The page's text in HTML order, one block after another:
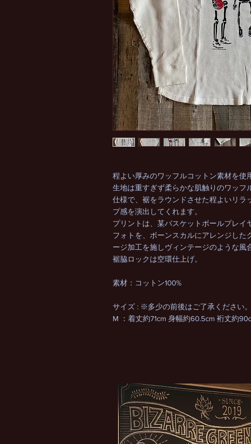
程よい厚みのワッフルコットン素材を使
生地は重すぎず柔らかな肌触りのワッフ
仕様で、裾をラウンドさせた程よいリラ
プ感を演出してくれます。
プリントは、某バスケットボールプレイ
フォトを、ボーンスカルにアレンジした
ージ加工を施しヴィンテージのような風
裾脇ロックは空環仕上げ。
素材：コットン100%
サイズ : ※多少の前後はご了承ください。
M ：着丈約71cm 身幅約60.5cm 裄丈約